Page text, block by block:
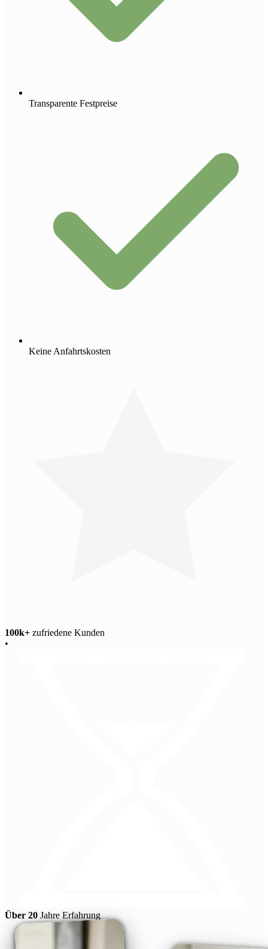
Transparente Festpreise
Keine Anfahrtskosten
100k+ zufriedene Kunden
•
Über 20 Jahre Erfahrung